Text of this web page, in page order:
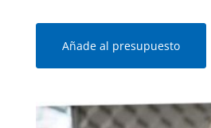
Añade al presupuesto